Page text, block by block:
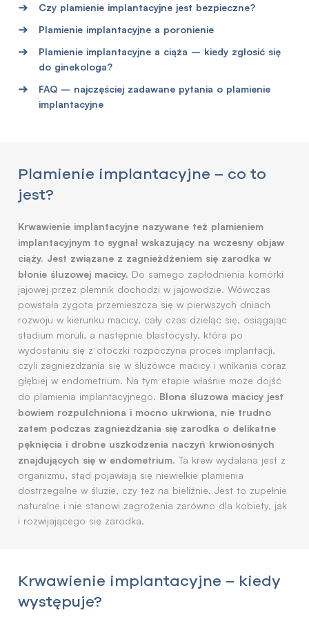
Czy plamienie implantacyjne jest bezpieczne?
Plamienie implantacyjne a poronienie
Plamienie implantacyjne a ciąża – kiedy zgłosić się
do ginekologa?
FAQ – najczęściej zadawane pytania o plamienie
implantacyjne
Plamienie implantacyjne – co to
jest?
Krwawienie implantacyjne nazywane też plamieniem
implantacyjnym to sygnał wskazujący na wczesny objaw
ciąży. Jest związane z zagnieżdżeniem się zarodka w
błonie śluzowej macicy. Do samego zapłodnienia komórki
jajowej przez plemnik dochodzi w jajowodzie. Wówczas
powstała zygota przemieszcza się w pierwszych dniach
rozwoju w kierunku macicy, cały czas dzieląc się, osiągając
stadium moruli, a następnie blastocysty, która po
wydostaniu się z otoczki rozpoczyna proces implantacji,
czyli zagnieżdżania się w śluzówce macicy i wnikania coraz
głębiej w endometrium. Na tym etapie właśnie może dojść
do plamienia implantacyjnego. Błona śluzowa macicy jest
bowiem rozpulchniona i mocno ukrwiona, nie trudno
zatem podczas zagnieżdżania się zarodka o delikatne
pęknięcia i drobne uszkodzenia naczyń krwionośnych
znajdujących się w endometrium. Ta krew wydalana jest z
organizmu, stąd pojawiają się niewielkie plamienia
dostrzegalne w śluzie, czy też na bieliźnie. Jest to zupełnie
naturalne i nie stanowi zagrożenia zarówno dla kobiety, jak
i rozwijającego się zarodka.
Krwawienie implantacyjne – kiedy
występuje?